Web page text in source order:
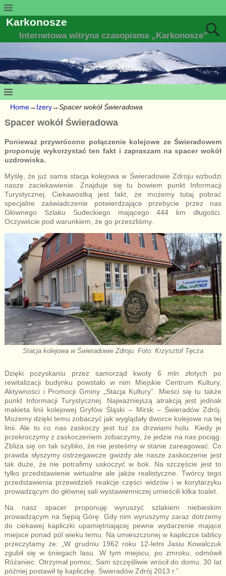
Karkonosze
Internetowa witryna czasopisma „Karkonosze”
Home→ Izery→Spacer wokół Świeradowa
Spacer wokół Świeradowa
Ponieważ przywrócono połączenie kolejowe ze Świeradowem
proponuję wykorzystać ten fakt i zapraszam na spacer wokół
uzdrowiska.
Myślę, że już sama stacja kolejowa w Świeradowie Zdroju wzbudzi
nasze zaciekawienie. Znajduje się tu bowiem punkt Informacji
Turystycznej. Ciekawostką jest fakt, że możemy tutaj pobrać
specjalne zaświadczenie potwierdzające przebycie przez nas
Głównego Szlaku Sudeckiego mającego 444 km długości.
Oczywiście pod warunkiem, że go przeszliśmy.
Stacja kolejowa w Świeradowie Zdroju. Foto: Krzysztof Tęcza
Dzięki pozyskaniu przez samorząd kwoty 6 mln złotych po
rewitalizacji budynku powstało w nim Miejskie Centrum Kultury,
Aktywności i Promocji Gminy „Stacja Kultury”. Mieści się tu także
punkt Informacji Turystycznej. Najważniejszą atrakcją jest jednak
makieta linii kolejowej Gryfów Śląski – Mirsk – Świeradów Zdrój.
Możemy dzięki temu zobaczyć jak wyglądały dworce kolejowe na tej
linii. Ale to co nas zaskoczy jest tuż za drzwiami holu. Kiedy je
przekroczymy z zaskoczeniem zobaczymy, że jedzie na nas pociąg.
Zbliża się on tak szybko, że nie jesteśmy w stanie zareagować. Co
prawda słyszymy ostrzegawcze gwizdy ale nasze zaskoczenie jest
tak duże, że nie potrafimy uskoczyć w bok. Na szczęście jest to
tylko przedstawienie wirtualne ale jakże realistyczne. Twórcy tego
przedstawienia przewidzieli reakcje części widzów i w korytarzyku
prowadzącym do głównej sali wystawienniczej umieścili kilka toalet.
Na nasz spacer proponuję wyruszyć szlakiem niebieskim
prowadzącym na Sępią Górę. Gdy nim wyruszymy zaraz dotrzemy
do ciekawej kapliczki upamiętniającej pewne wydarzenie mające
miejsce ponad pól wieku temu. Na umieszczonej w kapliczce tablicy
przeczytamy że: „W grudniu 1962 roku 12-letni Jasiu Kowalczuk
zgubił się w śniegach lasu. W tym miejscu, po zmroku, odmówił
Różaniec. Otrzymał pomoc. Sam szczęśliwie wrócił do domu. 30 lat
później postawił tę kapliczkę. Świeradów Zdrój 2013 r.”.